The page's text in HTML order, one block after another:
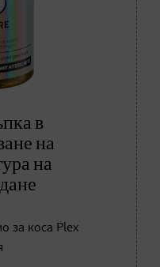
в
на
на
за коса Plex